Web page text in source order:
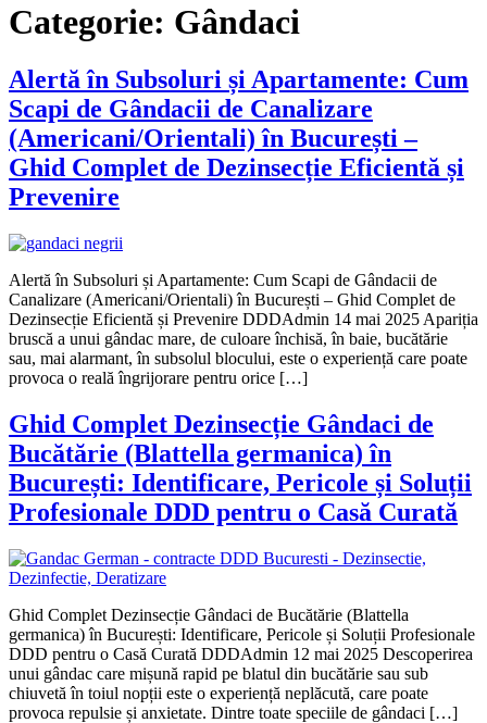
Categorie: Gândaci
Alertă în Subsoluri și Apartamente: Cum
Scapi de Gândacii de Canalizare
(Americani/Orientali) în București –
Ghid Complet de Dezinsecție Eficientă și
Prevenire
Alertă în Subsoluri și Apartamente: Cum Scapi de Gândacii de
Canalizare (Americani/Orientali) în București – Ghid Complet de
Dezinsecție Eficientă și Prevenire DDDAdmin 14 mai 2025 Apariția
bruscă a unui gândac mare, de culoare închisă, în baie, bucătărie
sau, mai alarmant, în subsolul blocului, este o experiență care poate
provoca o reală îngrijorare pentru orice […]
Ghid Complet Dezinsecție Gândaci de
Bucătărie (Blattella germanica) în
București: Identificare, Pericole și Soluții
Profesionale DDD pentru o Casă Curată
Ghid Complet Dezinsecție Gândaci de Bucătărie (Blattella
germanica) în București: Identificare, Pericole și Soluții Profesionale
DDD pentru o Casă Curată DDDAdmin 12 mai 2025 Descoperirea
unui gândac care mișună rapid pe blatul din bucătărie sau sub
chiuvetă în toiul nopții este o experiență neplăcută, care poate
provoca repulsie și anxietate. Dintre toate speciile de gândaci […]